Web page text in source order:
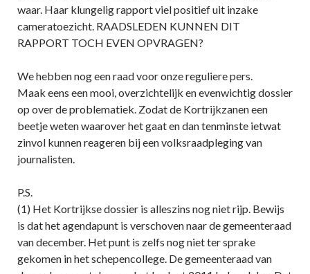
waar. Haar klungelig rapport viel positief uit inzake
cameratoezicht. RAADSLEDEN KUNNEN DIT
RAPPORT TOCH EVEN OPVRAGEN?
We hebben nog een raad voor onze reguliere pers.
Maak eens een mooi, overzichtelijk en evenwichtig dossier
op over de problematiek. Zodat de Kortrijkzanen een
beetje weten waarover het gaat en dan tenminste ietwat
zinvol kunnen reageren bij een volksraadpleging van
journalisten.
P.S.
(1) Het Kortrijkse dossier is alleszins nog niet rijp. Bewijs
is dat het agendapunt is verschoven naar de gemeenteraad
van december. Het punt is zelfs nog niet ter sprake
gekomen in het schepencollege. De gemeenteraad van